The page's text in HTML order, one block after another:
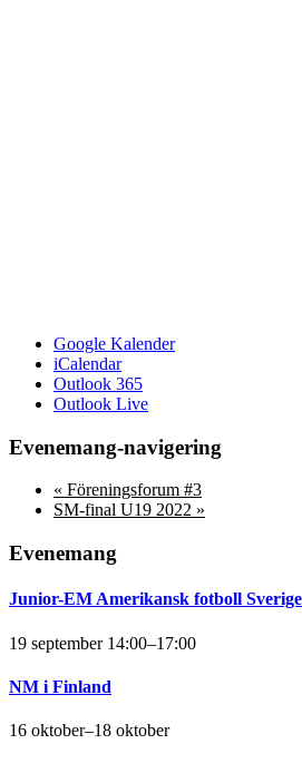
Google Kalender
iCalendar
Outlook 365
Outlook Live
Evenemang-navigering
« Föreningsforum #3
SM-final U19 2022 »
Evenemang
Junior-EM Amerikansk fotboll
19 september 14:00–17:00
NM i Finland
16 oktober–18 oktober